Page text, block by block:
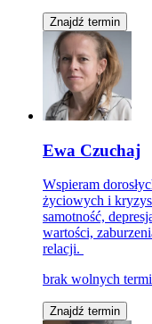
Znajdź termin
Ewa Czuchaj
Wspieram
życiowych i
samotność,
wartości,
relacji.
brak wolnych
Znajdź termin